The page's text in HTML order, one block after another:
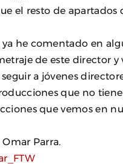
el resto de apartados
he comentado en
de este director
a jóvenes
que no
que vemos en
Omar Parra.